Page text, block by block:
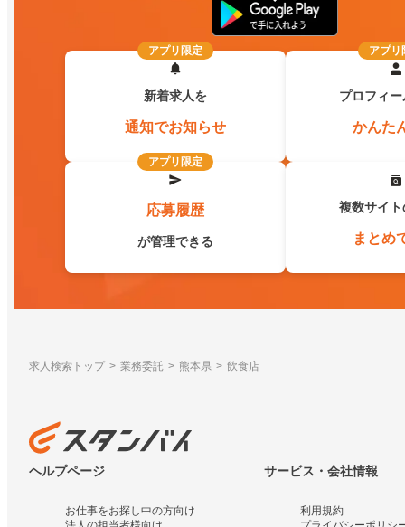
アプリ限定
新着求人を
通知でお知らせ
アプリ
プロフィ
かんた
アプリ限定
応募履歴
が管理できる
複数サイ
まとめ
求人検索トップ 業務委託 熊本県 飲食店
ヘルプページ
お仕事をお探し中の方向け
サービス・会社情報
利用規約